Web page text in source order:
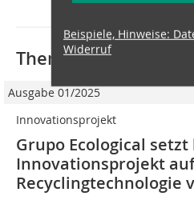
Beispiele, Hinweise:
Widerruf
Thematisch
Ausgabe 01/2025
Innovationsprojekt
Grupo Ecological setzt
Innovationsprojekt auf
Recyclingtechnologie